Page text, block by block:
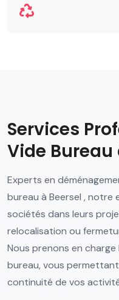
Services
Vide Bureau
Experts en
bureau à Beersel , notre
sociétés dans leurs
relocalisation ou
Nous prenons en
bureau, vous
continuité de vos